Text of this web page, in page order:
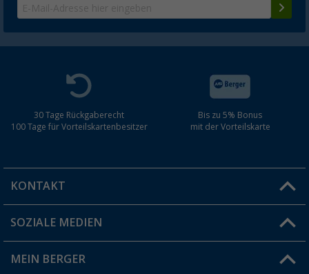
30 Tage Rückgaberecht
100 Tage für Vorteilskartenbesitzer
Bis zu 5% Bonus
mit der Vorteilskarte
KONTAKT
Du hast eine Frage?
Filiale finden
SOZIALE MEDIEN
MEIN BERGER